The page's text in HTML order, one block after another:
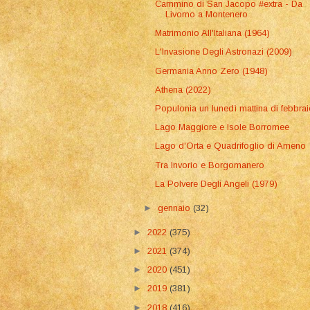
Cammino di San Jacopo #extra - Da
Livorno a Montenero
Matrimonio All'Italiana (1964)
L'Invasione Degli Astronazi (2009)
Germania Anno Zero (1948)
Athena (2022)
Populonia un lunedì mattina di
Lago Maggiore e Isole Borromee
Lago d'Orta e Quadrifoglio di Ameno
Tra Invorio e Borgomanero
La Polvere Degli Angeli (1979)
►gennaio(32)
► 2022(375)
► 2021(374)
►2020(451)
►2019(381)
►2018(416)